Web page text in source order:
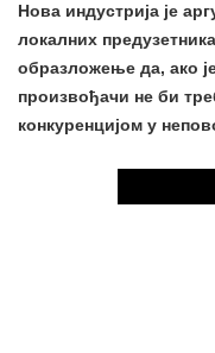
Нова индустрија је
локалних
образложење да, ако
произвођачи не би
конкуренцијом у